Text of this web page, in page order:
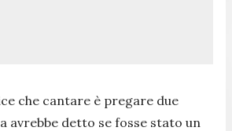
che cantare è pregare due
avrebbe detto se fosse stato un